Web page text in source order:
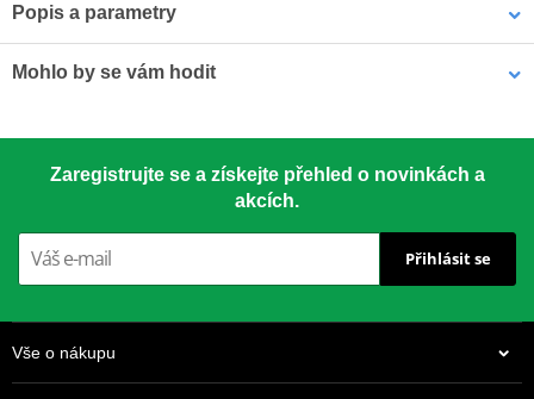
Popis a parametry
CNC přesnost– perfektní usazení
Speciální tvar zubů– delší životnost
Anodizovaný povrch– dlouhotrvající vzhled
Mohlo by se vám hodit
Zaregistrujte se a získejte přehled o novinkách a
akcích.
Přihlásit se
Vše o nákupu